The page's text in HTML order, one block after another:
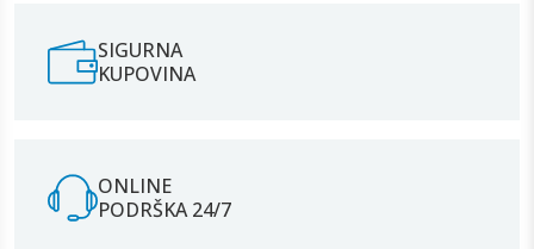
SIGURNA
KUPOVINA
ONLINE
PODRŠKA 24/7